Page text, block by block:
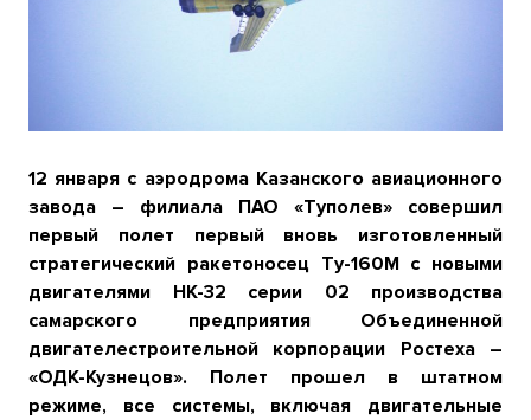
12 января с аэродрома Казанского авиационного
завода – филиала ПАО «Туполев» совершил
первый полет первый вновь изготовленный
стратегический ракетоносец Ту-160М с новыми
двигателями НК-32 серии 02 производства
самарского предприятия Объединенной
двигателестроительной корпорации Ростеха –
«ОДК-Кузнецов». Полет прошел в штатном
режиме, все системы, включая двигательные